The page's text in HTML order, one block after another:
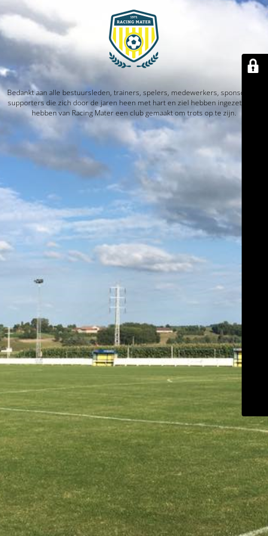
Bedankt aan alle bestuursleden, trainers, spelers, medewerkers, sponsors en
supporters die zich door de jaren heen met hart en ziel hebben ingezet. Jullie
hebben van Racing Mater een club gemaakt om trots op te zijn.